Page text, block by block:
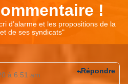
!
d’alarme et les propositions de la
de ses syndicats"
à 6:51 am Répondre